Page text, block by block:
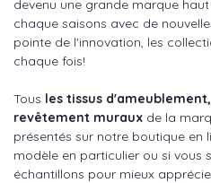
devenu une grande marque
chaque saisons avec de
pointe de l'innovation, les
chaque fois!
Tous les tissus
revêtement muraux de la
présentés sur notre boutique en
modèle en particulier ou si vous
échantillons pour mieux